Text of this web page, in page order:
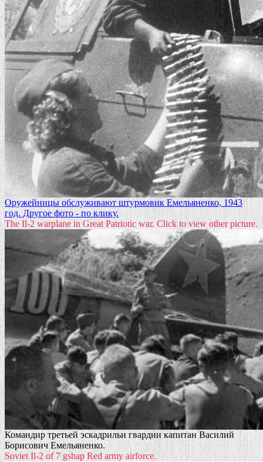
Оружейницы обслуживают штурмовик Емельяненко, 1943
год. Другое фото - по клику.
The Il-2 warplane in Great Patriotic war. Click to view other picture.
Командир третьей эскадрильи гвардии капитан Василий
Борисович Емельяненко.
Soviet Il-2 of 7 gshap Red army airforce.